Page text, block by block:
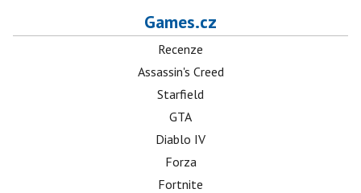
Games.cz
Recenze
Assassin's Creed
Starfield
GTA
Diablo IV
Forza
Fortnite